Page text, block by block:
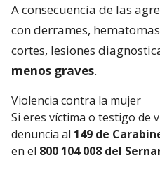
A consecuencia de las
con derrames,
cortes, lesiones
menos graves.
Violencia contra la mujer
Si eres víctima o testigo de
denuncia al 149 de
en el 800 104 008 del